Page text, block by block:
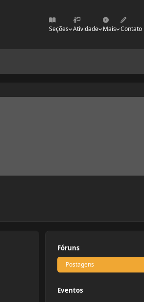
Seções Atividade Mais Contato
Fóruns
Postagens
Eventos